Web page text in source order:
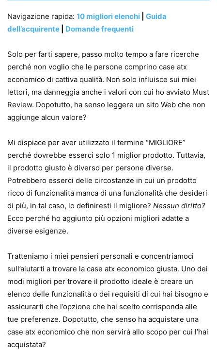
Navigazione rapida: 10 migliori elenchi
Guida
dell’acquirente
Domande frequenti
Solo per farti sapere, passo molto tempo a fare ricerche
perché non voglio che le persone comprino case atx
economico di cattiva qualità. Non solo influisce sui miei
lettori, ma danneggia anche i valori con cui ho avviato Must
Review. Dopotutto, ha senso leggere un sito Web che non
aggiunge alcun valore?
Mi dispiace per aver utilizzato il termine “MIGLIORE”
perché dovrebbe esserci solo 1 miglior prodotto. Tuttavia,
il prodotto giusto è diverso per persone diverse.
Potrebbero esserci delle circostanze in cui un prodotto
ricco di funzionalità manca di una funzionalità che desideri
di più, in tal caso, lo definiresti il ​​migliore? Nessun diritto?
Ecco perché ho aggiunto più opzioni migliori adatte a
diverse esigenze.
Tratteniamo i miei pensieri personali e concentriamoci
sull’aiutarti a trovare la case atx economico giusta. Uno dei
modi migliori per trovare il prodotto ideale è creare un
elenco delle funzionalità o dei requisiti di cui hai bisogno e
assicurarti che l’opzione che hai scelto corrisponda alle
tue preferenze. Dopotutto, che senso ha acquistare una
case atx economico che non servirà allo scopo per cui l’hai
acquistata?